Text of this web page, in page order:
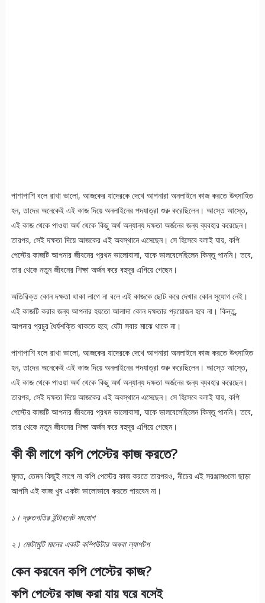
পাশাপাশি বলে রাখা ভালো, আজকের যাদেরকে দেখে আপনারা অনলাইনে কাজ করতে উৎসাহিত
হন, তাদের অনেকেই এই কাজ দিয়ে অনলাইনের পদযাত্রা শুরু করেছিলেন। আস্তে আস্তে,
এই কাজ থেকে পাওয়া অর্থ থেকে কিছু অর্থ অন্যান্য দক্ষতা অর্জনের জন্য ব্যবহার করেছেন।
তারপর, সেই দক্ষতা দিয়ে আজকের এই অবস্থানে এসেছেন। সে হিসেবে বলাই যায়, কপি
পেস্টের কাজটি আপনার জীবনের প্রথম ভালোবাসা, যাকে ভালবেসেছিলেন কিন্তু পাননি। তবে,
তার থেকে নতুন জীবনের শিক্ষা অর্জন করে বহুদূর এগিয়ে গেছেন।
অতিরিক্ত কোন দক্ষতা থাকা লাগে না বলে এই কাজকে ছোট করে দেখার কোন সুযোগ নেই।
এই কাজটি করার জন্য আপনার হয়তো আলাদা কোন দক্ষতার প্রয়োজন হবে না। কিন্তু,
আপনার প্রচুর ধৈর্যশক্তি থাকতে হবে; যেটা সবার মাঝে থাকে না।
পাশাপাশি বলে রাখা ভালো, আজকের যাদেরকে দেখে আপনারা অনলাইনে কাজ করতে উৎসাহিত
হন, তাদের অনেকেই এই কাজ দিয়ে অনলাইনের পদযাত্রা শুরু করেছিলেন। আস্তে আস্তে,
এই কাজ থেকে পাওয়া অর্থ থেকে কিছু অর্থ অন্যান্য দক্ষতা অর্জনের জন্য ব্যবহার করেছেন।
তারপর, সেই দক্ষতা দিয়ে আজকের এই অবস্থানে এসেছেন। সে হিসেবে বলাই যায়, কপি
পেস্টের কাজটি আপনার জীবনের প্রথম ভালোবাসা, যাকে ভালবেসেছিলেন কিন্তু পাননি। তবে,
তার থেকে নতুন জীবনের শিক্ষা অর্জন করে বহুদূর এগিয়ে গেছেন।
কী কী লাগে কপি পেস্টের কাজ করতে?
মূলত, তেমন কিছুই লাগে না কপি পেস্টের কাজ করতে তারপরও, নীচের এই সরঞ্জামগুলো ছাড়া
আপনি এই কাজ খুব একটা ভালোভাবে করতে পারবেন না।
১। দ্রুতগতির ইন্টারনেট সংযোগ
২। মোটামুটি মানের একটি কম্পিউটার অথবা ল্যাপটপ
কেন করবেন কপি পেস্টের কাজ?
কপি পেস্টের কাজ করা যায় ঘরে বসেই